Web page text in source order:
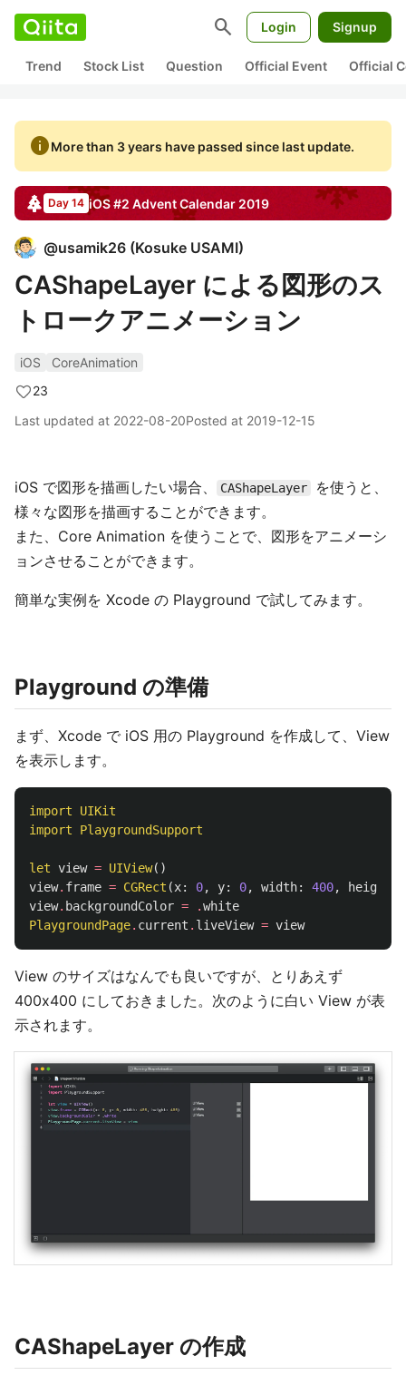
search Login Signup
Trend Stock List Question Official Event Official
infoMore than 3 years have passed since last update.
Day 14 iOS #2 Advent Calendar 2019
@usamik26 (Kosuke USAMI)
CAShapeLayer による図形のス
トロークアニメーション
iOS
CoreAnimation
23
Last updated at 2022-08-20Posted at 2019-12-15
iOS で図形を描画したい場合、 CAShapeLayer
を使うと、
様々な図形を描画することができます。
また、Core Animation を使うことで、図形をアニメーシ
ョンさせることができます。
簡単な実例を Xcode の Playground で試してみます。
Playground の準備
まず、Xcode で iOS 用の Playground を作成して、View
を表示します。
import
UIKit
import
PlaygroundSupport
let view = UIView()
view. frame = CGRect (x: 0, y: 0, width: 400, height
view. backgroundColor = .white
PlaygroundPage. current . liveView = view
View のサイズはなんでも良いですが、とりあえず
400x400 にしておきました。次のように白い View が表
示されます。
CAShapeLayer の作成